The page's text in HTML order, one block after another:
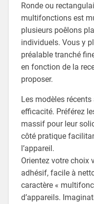
Ronde ou
multifonctions est
plusieurs poêlons
individuels. Vous y
préalable tranché
en fonction de la
proposer.
Les modèles
efficacité. Préférez
massif pour leur
côté pratique
l’appareil.
Orientez votre choix
adhésif, facile à
caractère «
d’appareils.